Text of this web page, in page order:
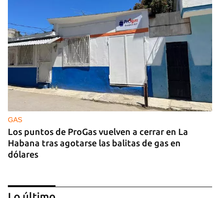
GAS
Los puntos de ProGas vuelven a cerrar en La
Habana tras agotarse las balitas de gas en
dólares